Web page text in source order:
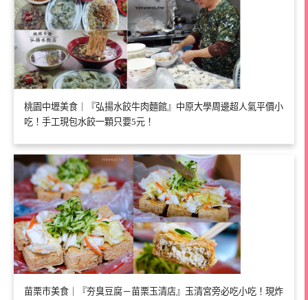
桃園中壢美食｜『弘揚水餃牛肉麵館』中原大學周邊超人氣平價小
吃！手工現包水餃一顆只要5元！
苗栗市美食｜『夯臭豆腐－苗栗玉清店』玉清宮旁必吃小吃！現炸